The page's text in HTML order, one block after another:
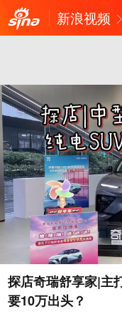
新浪视频
探店奇瑞舒享家|主
要10万出头？